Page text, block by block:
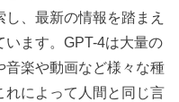
、最新の情報を踏まえ
います。GPT-4は大量の
音楽や動画など様々な種
れによって人間と同じ言